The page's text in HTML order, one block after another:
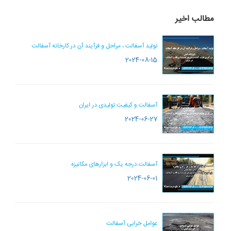
مطالب اخیر
تولید آسفالت ، مراحل و فرآیند آن در کارخانه آسفالت
2024-08-15
آسفالت و کیفیت تولیدی در ایران
2024-06-27
آسفالت درجه یک و ابزارهای مکانیزه
2024-06-01
عوامل خرابی آسفالت